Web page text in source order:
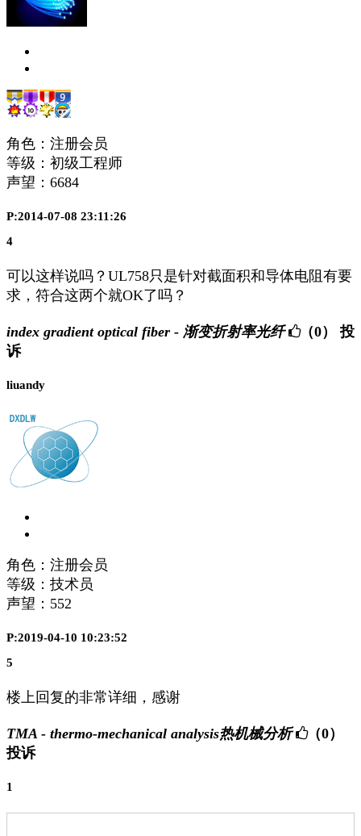
角色：注册会员
等级：初级工程师
声望： 6684
P:2014-07-08 23:11:26
4
可以这样说吗？UL758只是针对截面积和导体电阻有要
求，符合这两个就OK了吗？
index gradient optical fiber - 渐变折射率光纤 （0）
投
诉
liuandy
角色：注册会员
等级：技术员
声望： 552
P:2019-04-10 10:23:52
5
楼上回复的非常详细，感谢
TMA - thermo-mechanical analysis热机械分析
（0）
投诉
1